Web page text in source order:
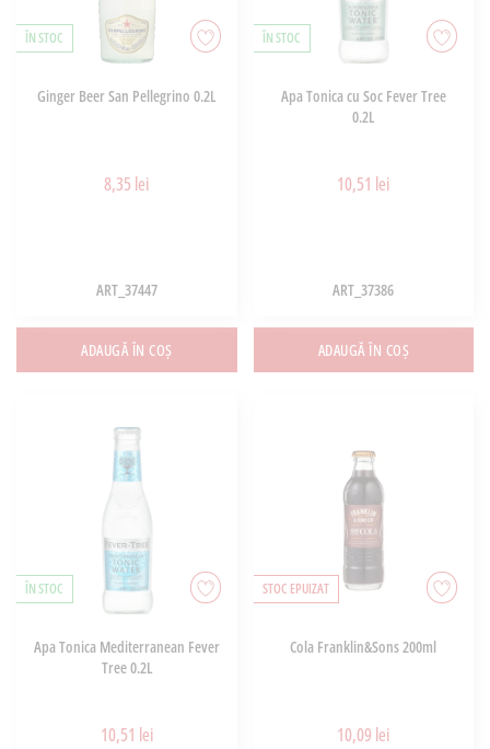
ÎN STOC
Ginger Beer San Pellegrino 0.2L
8,35 lei
ART_37447
ADAUGĂ ÎN COȘ
ÎN STOC
Apa Tonica cu Soc Fever Tree
0.2L
10,51 lei
ART_37386
ADAUGĂ ÎN COȘ
ÎN STOC
Apa Tonica Mediterranean Fever
Tree 0.2L
10,51 lei
STOC EPUIZAT
Cola Franklin&Sons 200ml
10,09 lei